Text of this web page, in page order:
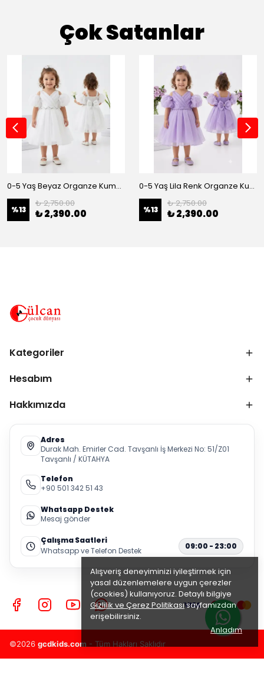
Alışveriş deneyiminizi iyileştirmek için
yasal düzenlemelere uygun çerezler
(cookies) kullanıyoruz. Detaylı bilgiye
Gizlilik ve Çerez Politikasısayfamızdan
erişebilirsiniz.
Anladım
Çok Satanlar
0-5 Yaş Beyaz Organze Kumaş Bel İnci Kemerli Midi Boy Arkası Lastikli Abiye
%13
₺ 2,750.00
₺ 2,390.00
0-5 Yaş Lila Renk Organze Kumaş Bel İnci Kemerli Midi Boy Arkası Lastikli Abiye
%13
₺ 2,750.00
₺ 2,390.00
Kategoriler
Hesabım
Hakkımızda
Adres
Durak Mah. Emirler Cad. Tavşanlı İş Merkezi No: 51/Z01
Tavşanlı / KÜTAHYA
Telefon
+90 501 342 51 43
Whatsapp Destek
Mesaj gönder
Çalışma Saatleri
Whatsapp ve Telefon Destek
09:00 - 23:00
©2026 gcdkids.com - Tüm Hakları Saklıdır